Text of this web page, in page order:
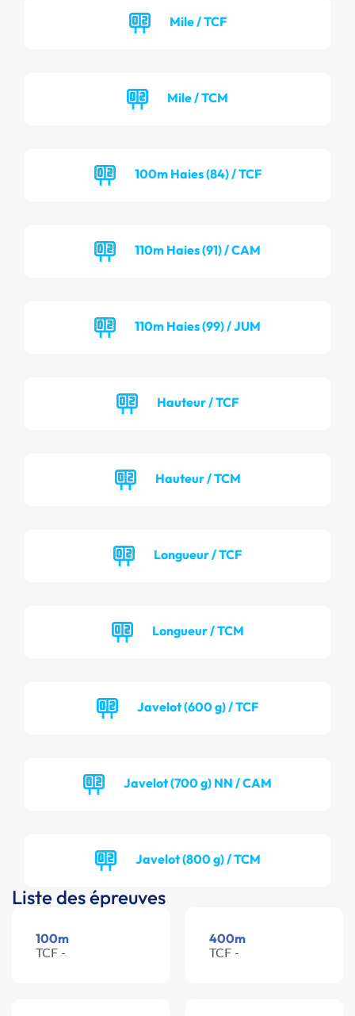
Mile / TCF
Mile / TCM
100m Haies (84) / TCF
110m Haies (91) / CAM
110m Haies (99) / JUM
Hauteur / TCF
Hauteur / TCM
Longueur / TCF
Longueur / TCM
Javelot (600 g) / TCF
Javelot (700 g) NN / CAM
Javelot (800 g) / TCM
Liste des épreuves
100m
TCF -
400m
TCF -